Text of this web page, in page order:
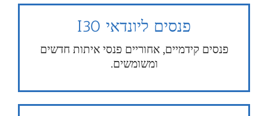
פנסים ליונדאי I30
פנסים קידמיים, אחוריים פנסי איתות חדשים
ומשומשים.